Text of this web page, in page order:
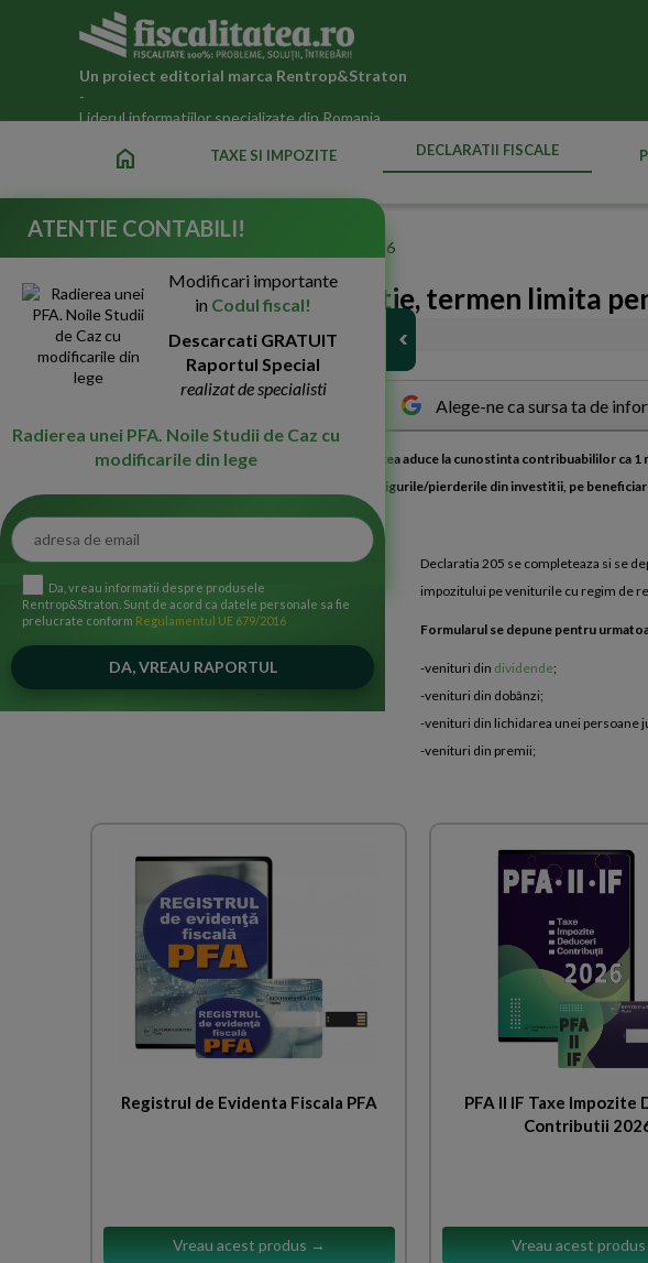
Un proiect editorial marca Rentrop&Straton
-
Liderul informatiilor specializate din Romania
home TAXE SI IMPOZITE DECLARATII FISCALE
Declaratii fiscale ANAF actualizate 2026
Reminder ANAF! 1 martie, termen limita
01-Mar-2021 3779
Alege-ne ca sursa ta de
dministratia Judeteana a Finantelor Publice Vrancea aduce la cunostinta contribuabililor
informativa privind impozitul retinut la sursa si câstigurile/pierderile din investitii, pe
Declaratia 205 se completeaza si se
impozitului pe veniturile cu regim de
Formularul se depune pentru
-venituri din dividende;
-venituri din dobânzi;
-venituri din lichidarea unei persoane
-venituri din premii;
Registrul de Evidenta Fiscala PFA
Vreau acest produs →
PFA II IF Taxe Impozite
Contributii
Vreau acest
ATENTIE CONTABILI!
Modificari importante
in Codul fiscal!
Descarcati GRATUIT
Raportul Special
realizat de specialisti
Radierea unei PFA. Noile Studii de Caz cu
modificarile din lege
Da, vreau informatii despre produsele
Rentrop&Straton. Sunt de acord ca datele personale sa fie
prelucrate conform Regulamentul UE 679/2016